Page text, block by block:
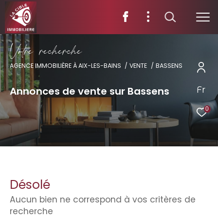
Fr
0
Votre recherche
AGENCE IMMOBILIÈRE À AIX-LES-BAINS VENTE BASSENS
Annonces de vente sur Bassens
Désolé
Aucun bien ne correspond à vos critères de
recherche